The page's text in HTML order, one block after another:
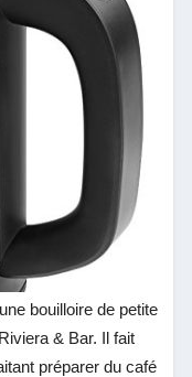
une bouilloire de petite
& Bar. Il fait
préparer du café